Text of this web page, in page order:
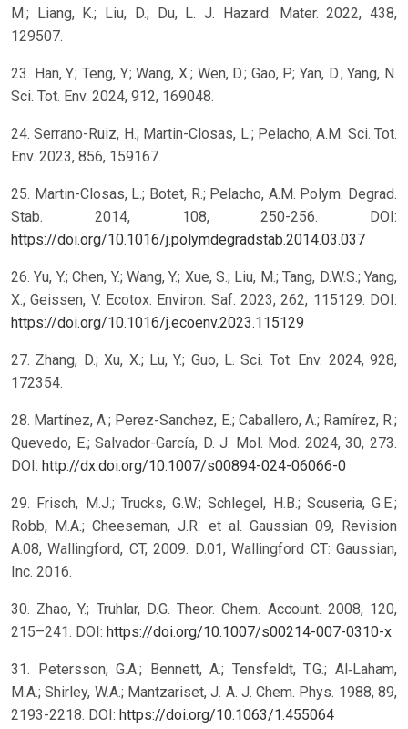
M.; Liang, K.; Liu, D.; Du, L. J. Hazard. Mater. 2022, 438,
129507.
23. Han, Y.; Teng, Y.; Wang, X.; Wen, D.; Gao, P.; Yan, D.; Yang, N.
Sci. Tot. Env. 2024, 912, 169048.
24. Serrano-Ruiz, H.; Martin-Closas, L.; Pelacho, A.M. Sci. Tot.
Env. 2023, 856, 159167.
25. Martin-Closas, L.; Botet, R.; Pelacho, A.M. Polym. Degrad.
Stab. 2014, 108, 250-256. DOI:
https://doi.org/10.1016/j.polymdegradstab.2014.03.037
26. Yu, Y.; Chen, Y.; Wang, Y.; Xue, S.; Liu, M.; Tang, D.W.S.; Yang,
X.; Geissen, V. Ecotox. Environ. Saf. 2023, 262, 115129. DOI:
https://doi.org/10.1016/j.ecoenv.2023.115129
27. Zhang, D.; Xu, X.; Lu, Y.; Guo, L. Sci. Tot. Env. 2024, 928,
172354.
28. Martínez, A.; Perez-Sanchez, E.; Caballero, A.; Ramírez, R.;
Quevedo, E.; Salvador-García, D. J. Mol. Mod. 2024, 30, 273.
DOI: http://dx.doi.org/10.1007/s00894-024-06066-0
29. Frisch, M.J.; Trucks, G.W.; Schlegel, H.B.; Scuseria, G.E.;
Robb, M.A.; Cheeseman, J.R. et al. Gaussian 09, Revision
A.08, Wallingford, CT, 2009. D.01, Wallingford CT: Gaussian,
Inc. 2016.
30. Zhao, Y.; Truhlar, D.G. Theor. Chem. Account. 2008, 120,
215–241. DOI: https://doi.org/10.1007/s00214-007-0310-x
31. Petersson, G.A.; Bennett, A.; Tensfeldt, T.G.; Al‐Laham,
M.A.; Shirley, W.A.; Mantzariset, J. A. J. Chem. Phys. 1988, 89,
2193-2218. DOI: https://doi.org/10.1063/1.455064